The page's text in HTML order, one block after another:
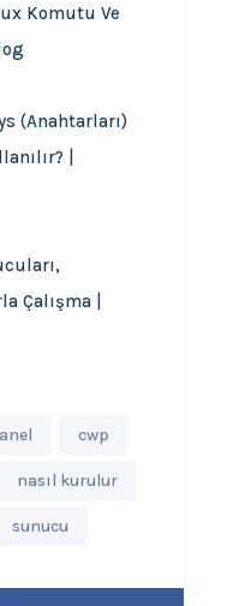
Komutu Ve
(Anahtarları)
|
Çalışma |
cwp
nasıl kurulur
sunucu